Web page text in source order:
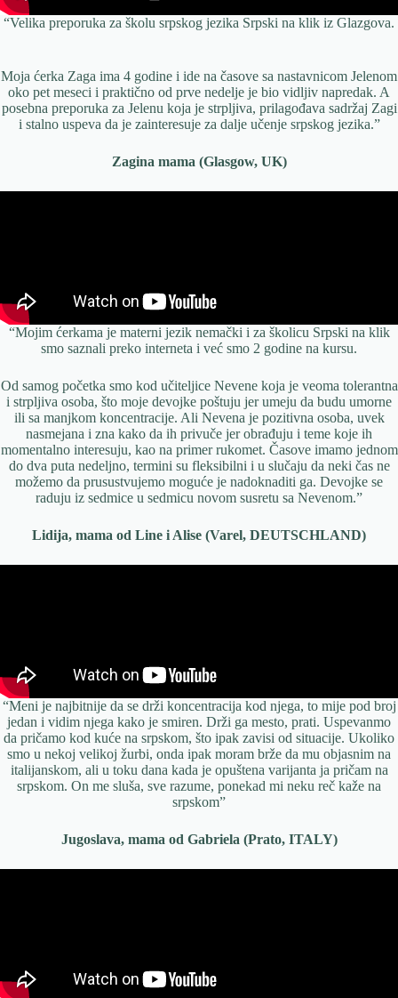
“Velika preporuka za školu srpskog jezika Srpski na klik iz Glazgova.
Moja ćerka Zaga ima 4 godine i ide na časove sa nastavnicom Jelenom
oko pet meseci i praktično od prve nedelje je bio vidljiv napredak. A
posebna preporuka za Jelenu koja je strpljiva, prilagođava sadržaj Zagi
i stalno uspeva da je zainteresuje za dalje učenje srpskog jezika.”
Zagina mama (Glasgow, UK)
“Mojim ćerkama je materni jezik nemački i za školicu Srpski na klik
smo saznali preko interneta i već smo 2 godine na kursu.
Od samog početka smo kod učiteljice Nevene koja je veoma tolerantna
i strpljiva osoba, što moje devojke poštuju jer umeju da budu umorne
ili sa manjkom koncentracije. Ali Nevena je pozitivna osoba, uvek
nasmejana i zna kako da ih privuče jer obrađuju i teme koje ih
momentalno interesuju, kao na primer rukomet. Časove imamo jednom
do dva puta nedeljno, termini su fleksibilni i u slučaju da neki čas ne
možemo da prusustvujemo moguće je nadoknaditi ga. Devojke se
raduju iz sedmice u sedmicu novom susretu sa Nevenom.”
Lidija, mama od Line i Alise (Varel, DEUTSCHLAND)
“Meni je najbitnije da se drži koncentracija kod njega, to mije pod broj
jedan i vidim njega kako je smiren. Drži ga mesto, prati. Uspevanmo
da pričamo kod kuće na srpskom, što ipak zavisi od situacije. Ukoliko
smo u nekoj velikoj žurbi, onda ipak moram brže da mu objasnim na
italijanskom, ali u toku dana kada je opuštena varijanta ja pričam na
srpskom. On me sluša, sve razume, ponekad mi neku reč kaže na
srpskom”
Jugoslava, mama od Gabriela (Prato, ITALY)